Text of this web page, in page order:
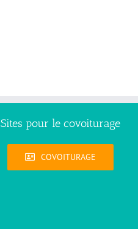
Sites pour le covoiturage
COVOITURAGE